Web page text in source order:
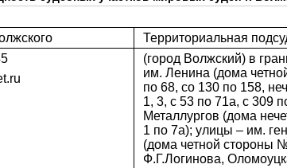
Территориальная
(город Волжский) в
им. Ленина (дома
по 68, со 130 по 158,
1, 3, с 53 по 71а, с 309
Металлургов (дома
1 по 7а); улицы – им.
(дома четной стороны
Ф.Г.Логинова,